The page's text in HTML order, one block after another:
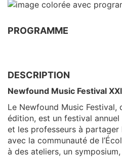
PROGRAMME
DESCRIPTION
Newfound Music Festival
Le Newfound Music Festival,
édition, est un festival
et les professeurs à partager
avec la communauté de
à des ateliers, un